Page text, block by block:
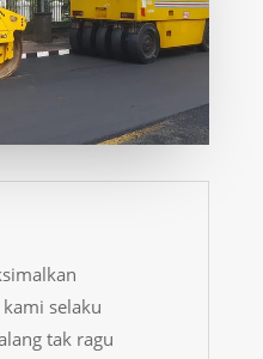
selaku
tak ragu